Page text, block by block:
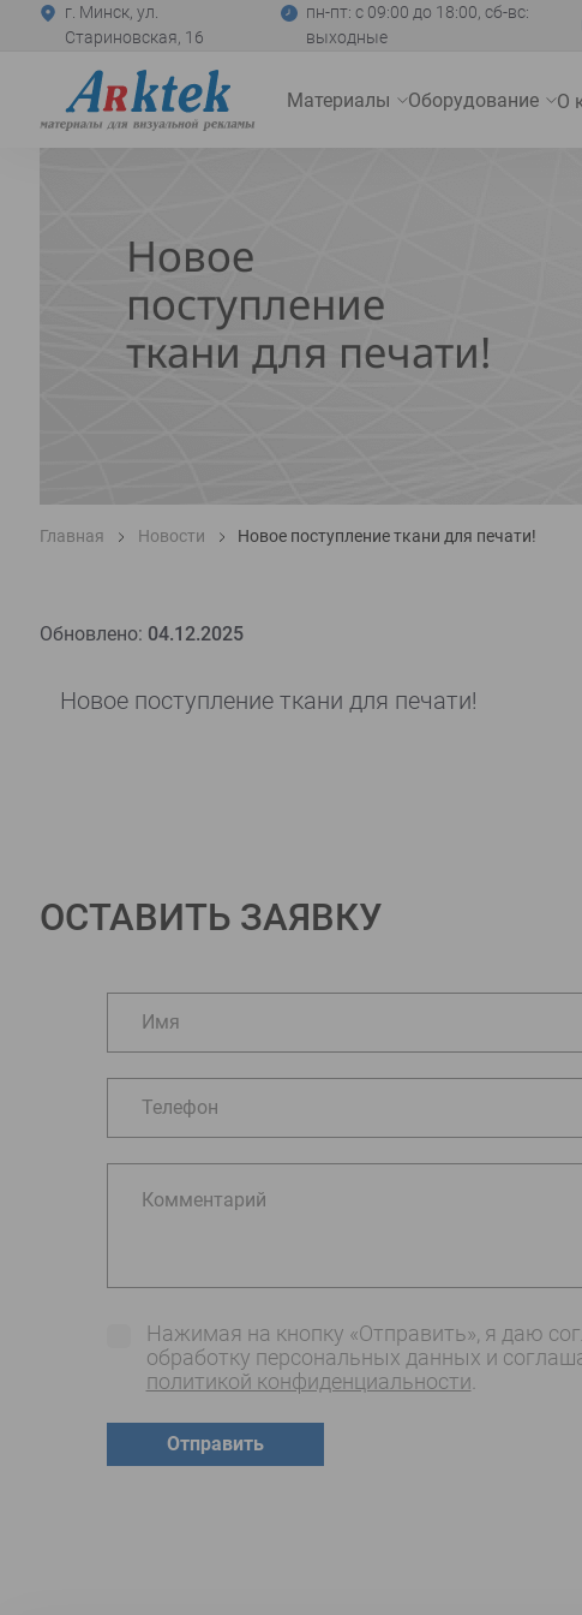
г. Минск, ул.
Стариновская, 16
пн-пт: с 09:00 до 18:00, сб-вс:
выходные
главную
Материалы Оборудование О
Новое
поступление
ткани для печати!
Главная Новости Новое поступление ткани для печати!
Обновлено: 04.12.2025
Новое поступление ткани для печати!
ОСТАВИТЬ ЗАЯВКУ
Нажимая на кнопку «Отправить», я даю
обработку персональных данных и
политикой конфиденциальности
Отправить